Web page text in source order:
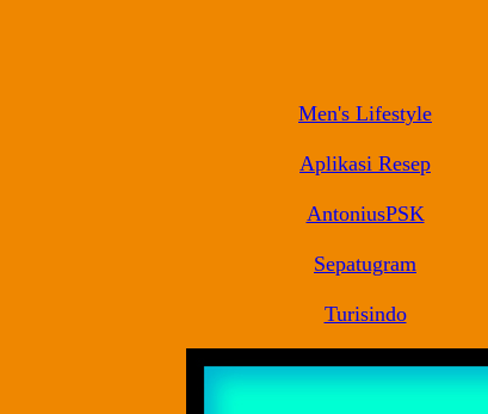
Men's Lifestyle
Aplikasi Resep
AntoniusPSK
Sepatugram
Turisindo